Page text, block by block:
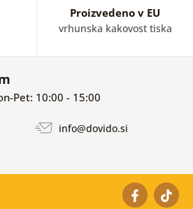
Proizvedeno v EU
vrhunska kakovost tiska
Pet: 10:00 - 15:00
info@dovido.si